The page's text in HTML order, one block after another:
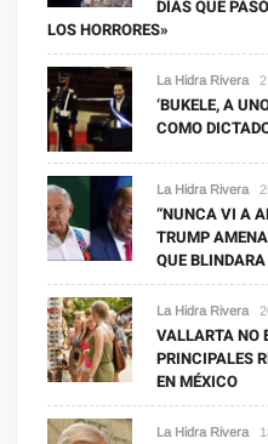
DÍAS QUE
LOS HORRORES»
La Hidra Rivera
‘BUKELE, A
COMO
La Hidra Rivera
“NUNCA VI A
TRUMP
QUE
La Hidra Rivera
VALLARTA NO
PRINCIPALES
EN MÉXICO
La Hidra Rivera